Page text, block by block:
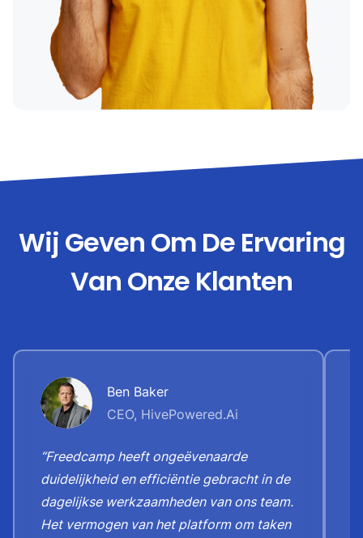
Wij Geven Om De Ervaring
Van Onze Klanten
Ben Baker
CEO, HivePowered.Ai
“Freedcamp heeft ongeëvenaarde
duidelijkheid en efficiëntie gebracht in de
dagelijkse werkzaamheden van ons team.
Het vermogen van het platform om taken